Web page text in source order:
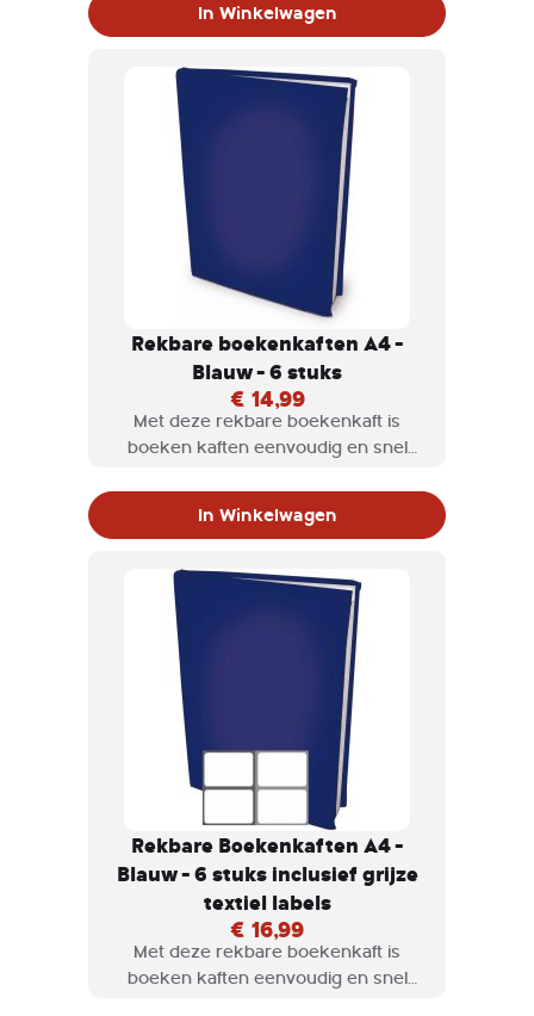
verkrijgbaar in diversen kleuren en
In Winkelwagen
Rekbare boekenkaften A4 -
Blauw - 6 stuks
€ 14,99
Met deze rekbare boekenkaft is
boeken kaften eenvoudig en snel
maten.
In Winkelwagen
Rekbare Boekenkaften A4 -
Blauw - 6 stuks inclusief grijze
textiel labels
€ 16,99
Met deze rekbare boekenkaft is
boeken kaften eenvoudig en snel